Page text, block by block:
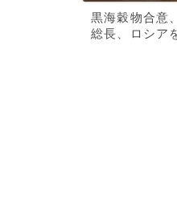
黒海穀物合意
総長、ロシア